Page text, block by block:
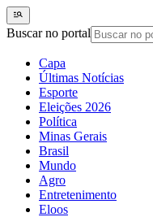
Buscar no portal
Capa
Últimas Notícias
Esporte
Eleições 2026
Política
Minas Gerais
Brasil
Mundo
Agro
Entretenimento
Eloos